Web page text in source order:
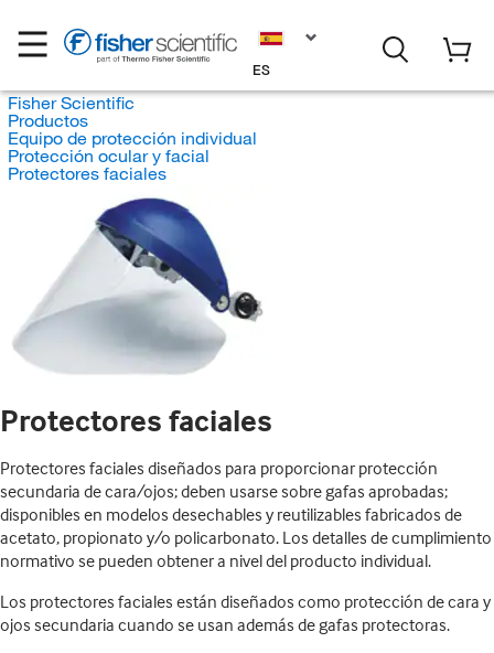
ES
Fisher Scientific
Productos
Equipo de protección individual
Protección ocular y facial
Protectores faciales
Protectores faciales
Protectores faciales diseñados para proporcionar protección
secundaria de cara/ojos; deben usarse sobre gafas aprobadas;
disponibles en modelos desechables y reutilizables fabricados de
acetato, propionato y/o policarbonato. Los detalles de cumplimiento
normativo se pueden obtener a nivel del producto individual.
Los protectores faciales están diseñados como protección de cara y
ojos secundaria cuando se usan además de gafas protectoras.